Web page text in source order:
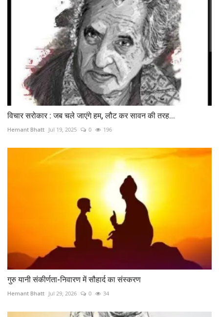
विचार सरोकार : जब चले जाएंगे हम, लौट कर सावन की तरह...
Hemant Bhatt Jul 19, 2025 0 196
गुरु यानी संकीर्णता-निवारण में सौहार्द का संस्करण
Hemant Bhatt Jul 29, 2026 0 34